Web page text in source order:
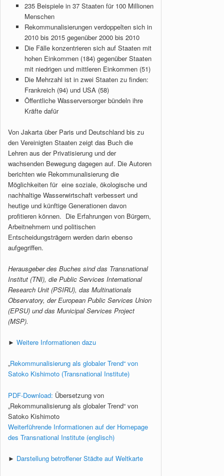
235 Beispiele in 37 Staaten für 100 Millionen
Menschen
Rekommunalisierungen verdoppelten sich in
2010 bis 2015 gegenüber 2000 bis 2010
Die Fälle konzentrieren sich auf Staaten mit
hohen Einkommen (184) gegenüber Staaten
mit niedrigen und mittleren Einkommen (51)
Die Mehrzahl ist in zwei Staaten zu finden:
Frankreich (94) und USA (58)
Öffentliche Wasserversorger bündeln ihre
Kräfte dafür
Von Jakarta über Paris und Deutschland bis zu
den Vereinigten Staaten zeigt das Buch die
Lehren aus der Privatisierung und der
wachsenden Bewegung dagegen auf. Die Autoren
berichten wie Rekommunalisierung die
Möglichkeiten für eine soziale, ökologische und
nachhaltige Wasserwirtschaft verbessert und
heutige und künftige Generationen davon
profitieren können. Die Erfahrungen von Bürgern,
Arbeitnehmern und politischen
Entscheidungsträgern werden darin ebenso
aufgegriffen.
Herausgeber des Buches sind das Transnational
Institut (TNI), die Public Services International
Research Unit (PSIRU), das Multinationals
Observatory, der European Public Services Union
(EPSU) und das Municipal Services Project
(MSP).
► Weitere Informationen dazu
„Rekommunalisierung als globaler Trend“ von
Satoko Kishimoto (Transnational Institute)
PDF-Download: Übersetzung von
„Rekommunalisierung als globaler Trend“ von
Satoko Kishimoto
Weiterführende Informationen auf der Homepage
des Transnational Institute (englisch)
► Darstellung betroffener Städte auf Weltkarte